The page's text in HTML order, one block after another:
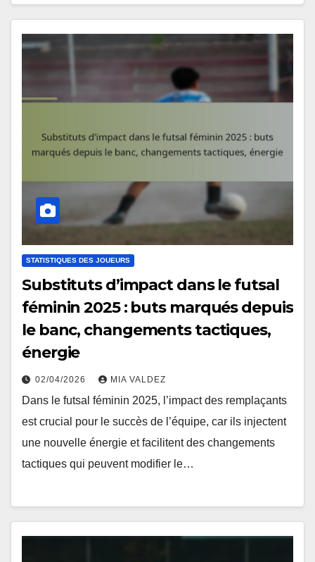
STATISTIQUES DES JOUEURS
Substituts d’impact dans le futsal
féminin 2025 : buts marqués depuis
le banc, changements tactiques,
énergie
02/04/2026 MIA VALDEZ
Dans le futsal féminin 2025, l’impact des remplaçants
est crucial pour le succès de l’équipe, car ils injectent
une nouvelle énergie et facilitent des changements
tactiques qui peuvent modifier le…